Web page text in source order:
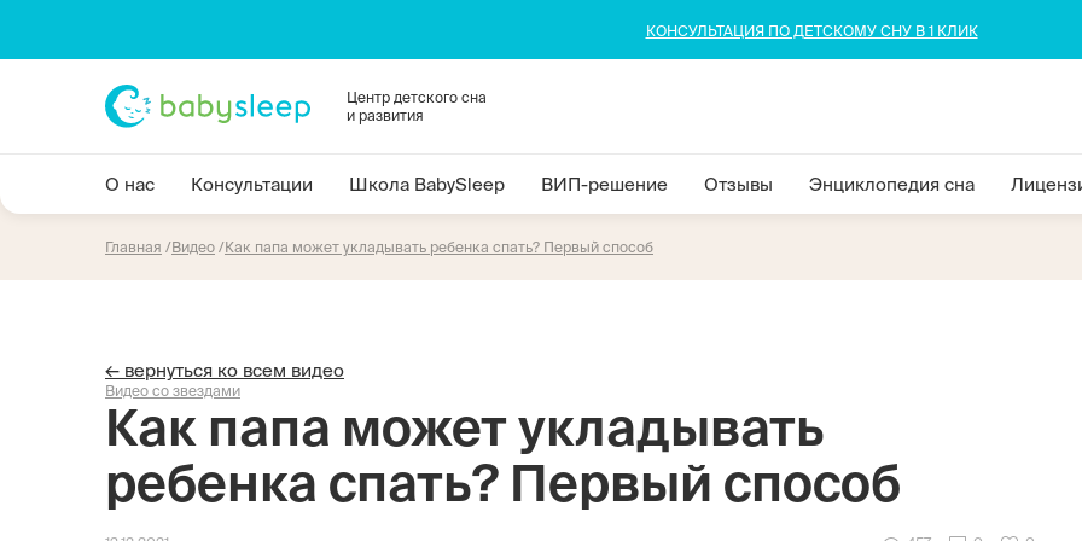
КОНСУЛЬТАЦИЯ ПО ДЕТСКОМУ СНУ В 1 КЛИК
Центр детского сна
и развития
О нас Консультации Школа BabySleep ВИП-решение Отзывы Энциклопедия сна
Главная Видео Как папа может укладывать ребенка спать? Первый способ
← вернуться ко всем видео
Видео со звездами
Как папа может укладывать
ребенка спать? Первый способ